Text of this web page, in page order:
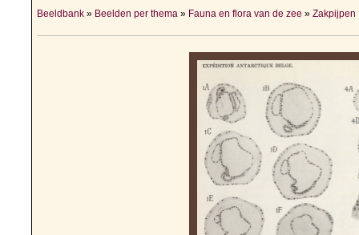
Beeldbank » Beelden per thema » Fauna en flora van de zee » Zakpijpen